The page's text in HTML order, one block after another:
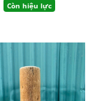
Còn hiệu lực